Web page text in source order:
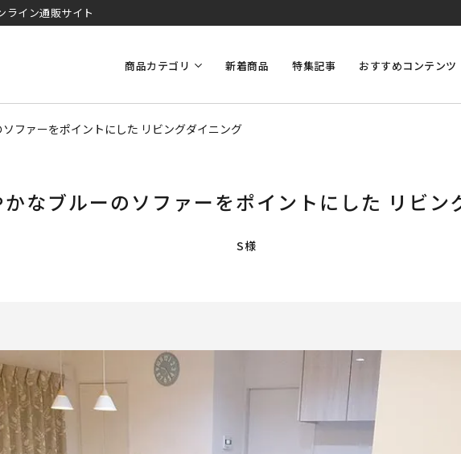
ライン通販サイト
商品カテゴリ 新着商品 特集記事 おすすめコンテンツ
ファーをポイントにした リビングダイニング
なブルーのソファーをポイントにした リビン
S様